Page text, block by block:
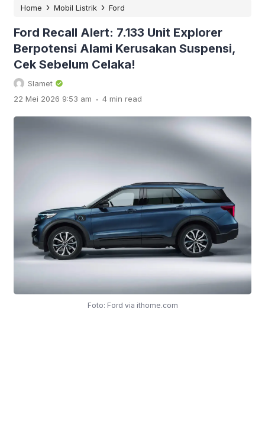
Home › Mobil Listrik › Ford
Ford Recall Alert: 7.133 Unit Explorer
Berpotensi Alami Kerusakan Suspensi,
Cek Sebelum Celaka!
Slamet
22 Mei 2026 9:53 am . 4 min read
Foto: Ford via ithome.com